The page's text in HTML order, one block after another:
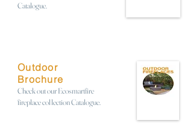
Catalogue.
Outdoor
Brochure
Check out our Ecosmartfire
fireplace collection Catalogue.